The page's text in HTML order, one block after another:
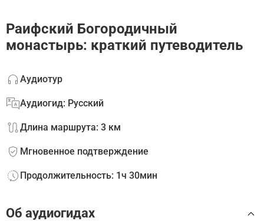
Раифский Богородичный
монастырь: краткий путеводитель
Аудиотур
Аудиогид: Русский
Длина маршрута: 3 км
Мгновенное подтверждение
Продолжительность: 1ч 30мин
Об аудиогидах